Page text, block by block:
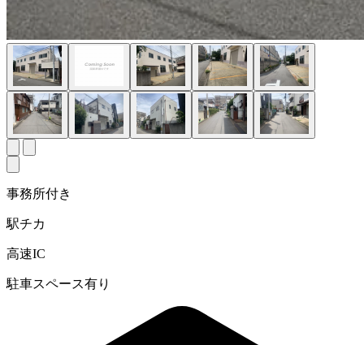
事務所付き
駅チカ
高速IC
駐車スペース有り